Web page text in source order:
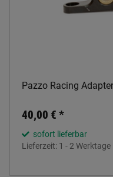
Pazzo Racing
40,00 € *
sofort lieferbar
Lieferzeit: 1 - 2 Werktage